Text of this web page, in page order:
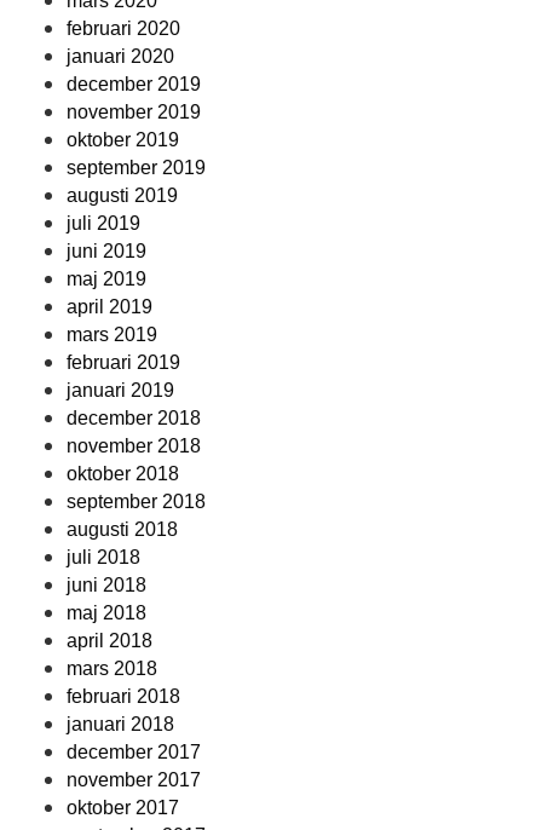
februari 2020
januari 2020
december 2019
november 2019
oktober 2019
september 2019
augusti 2019
juli 2019
juni 2019
maj 2019
april 2019
mars 2019
februari 2019
januari 2019
december 2018
november 2018
oktober 2018
september 2018
augusti 2018
juli 2018
juni 2018
maj 2018
april 2018
mars 2018
februari 2018
januari 2018
december 2017
november 2017
oktober 2017